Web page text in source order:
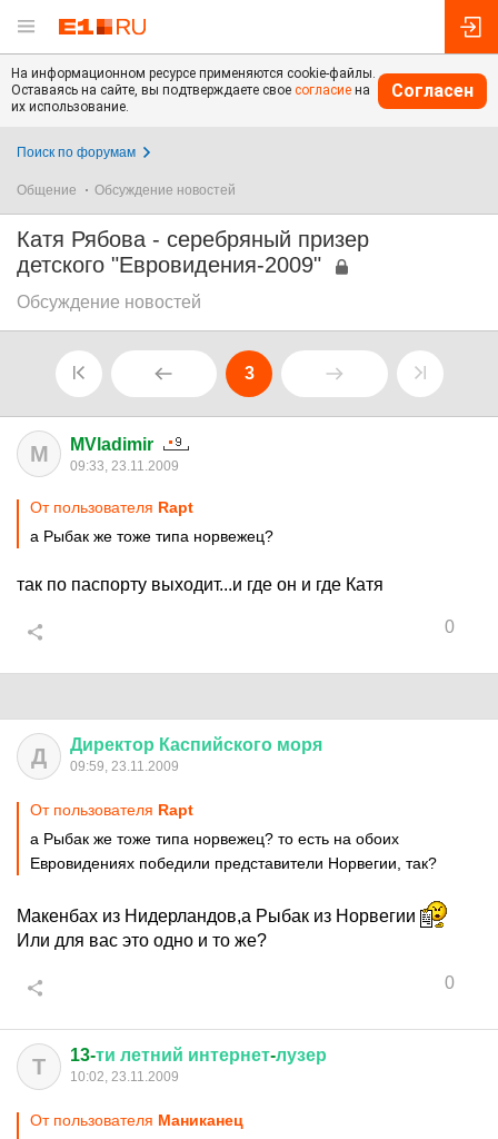
На информационном ресурсе применяются cookie-файлы.
Оставаясь на сайте, вы подтверждаете свое согласие на
их использование.
Согласен
Поиск по форумам
Общение Обсуждение новостей
Катя Рябова - серебряный призер
детского "Евровидения-2009"
Обсуждение новостей
3
M MVladimir
09:33, 23.11.2009
От пользователя Rapt
а Рыбак же тоже типа норвежец?
так по паспорту выходит...и где он и где Катя
0
Д Директор Каспийского моря
09:59, 23.11.2009
От пользователя Rapt
а Рыбак же тоже типа норвежец? то есть на обоих
Евровидениях победили представители Норвегии, так?
Макенбах из Нидерландов,а Рыбак из Норвегии
Или для вас это одно и то же?
0
Т 13-ти летний интернет-лузер
10:02, 23.11.2009
От пользователя Маниканец